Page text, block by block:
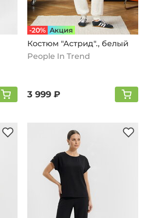
-20% Aкция
Костюм "Астрид"., белый
People In Trend
3 999 ₽